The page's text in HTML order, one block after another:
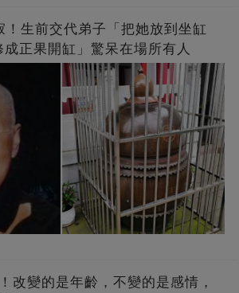
！生前交代弟子「把她放到坐缸
正果開缸」驚呆在場所有人
改變的是年齡，不變的是感情，